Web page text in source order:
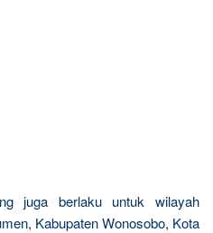
juga berlaku untuk wilayah
Kabupaten Wonosobo, Kota